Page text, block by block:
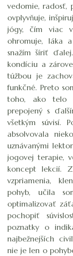
vedomie, radosť,
ovplyvňuje,
jógy, čím viac
ohromuje, láka
snažím šíriť
kondíciu a
túžbou je
funkčné. Preto
toho, ako telo
prepojený s
všetkým súvisí.
absolvovala
uznávanými
jogovej terapie,
koncept lekcií.
vzpriamenia,
pohyb, učila
optimalizovať
pochopiť
poznatky o
najbežnejších
nie je len o